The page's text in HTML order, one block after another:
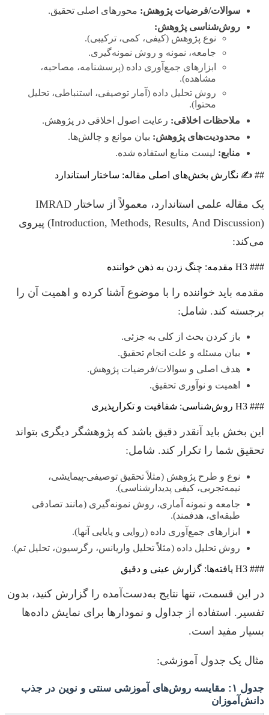
سوالات/فرضیات پژوهش: محورهای اصلی تحقیق.
روش‌شناسی پژوهش:
نوع پژوهش (کیفی، کمی، ترکیبی).
جامعه، نمونه و روش نمونه‌گیری.
ابزارهای جمع‌آوری داده (پرسشنامه، مصاحبه،
مشاهده).
روش تحلیل داده (آمار توصیفی، استنباطی، تحلیل
محتوا).
ملاحظات اخلاقی: رعایت اصول اخلاقی در پژوهش.
محدودیت‌های پژوهش: بیان موانع و چالش‌ها.
منابع: لیست منابع استفاده شده.
## ✍️ نگارش بخش‌های اصلی مقاله: ساختار استاندارد
یک مقاله علمی استاندارد، معمولاً از ساختار IMRAD
(Introduction, Methods, Results, And Discussion) پیروی
می‌کند:
### H3 مقدمه: چنگ زدن به ذهن خواننده
مقدمه باید خواننده را با موضوع آشنا کرده و اهمیت آن را
برجسته کند. شامل:
باز کردن بحث از کلی به جزئی.
بیان مسئله و علت انجام تحقیق.
هدف اصلی و سوالات/فرضیات پژوهش.
اهمیت و نوآوری تحقیق.
### H3 روش‌شناسی: شفافیت و تکرارپذیری
این بخش باید آنقدر دقیق باشد که پژوهشگر دیگری بتواند
تحقیق شما را تکرار کند. شامل:
نوع و طرح پژوهش (مثلاً تحقیق توصیفی-پیمایشی،
نیمه‌تجربی، کیفی پدیدارشناسی).
جامعه و نمونه آماری، روش نمونه‌گیری (مانند تصادفی
طبقه‌ای، هدفمند).
ابزارهای جمع‌آوری داده (روایی و پایایی آنها).
روش تحلیل داده (مثلاً تحلیل واریانس، رگرسیون، تحلیل تم).
### H3 یافته‌ها: گزارش عینی و دقیق
در این قسمت، تنها نتایج به‌دست‌آمده را گزارش کنید، بدون
تفسیر. استفاده از جداول و نمودارها برای نمایش داده‌ها
بسیار مفید است.
مثال یک جدول آموزشی:
جدول ۱: مقایسه روش‌های آموزشی سنتی و نوین در جذب
دانش‌آموزان